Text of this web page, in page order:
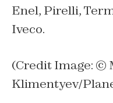
Enel, Pirelli,
Iveco.
(Credit Image: ©
Klimentyev/